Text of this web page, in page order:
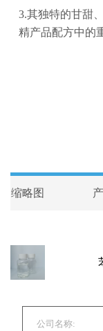
3.其独特的甘甜
精产品配方中的
缩略图